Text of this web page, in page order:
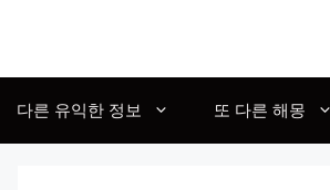
다른 유익한 정보 또 다른 해몽